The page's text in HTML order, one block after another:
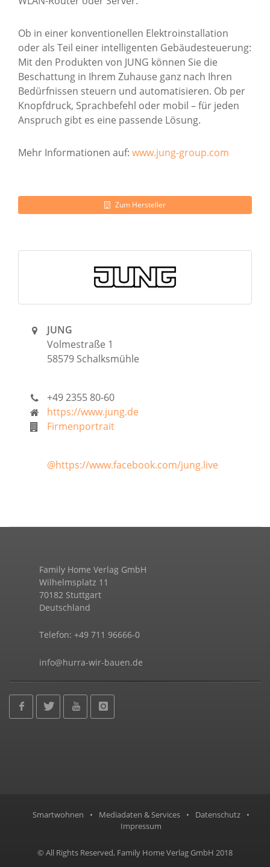
Ob in einer konventionellen Elektroinstallation
oder als Teil einer intelligenten Gebäudesteuerung:
Mit den Produkten von JUNG können Sie die
Beschattung in Ihrem Zuhause ganz nach Ihren
Bedürfnissen steuern und automatisieren. Ob per
Knopfdruck, Sprachbefehl oder mobil – für jeden
Anspruch gibt es eine passende Lösung.
Mehr Informationen auf: www.jung-group.com
Zum Hersteller
JUNG
Volmestraße 1
58579 Schalksmühle
+49 2355 80-60
https://www.jung.de
Firmenportrait
@https://www.facebook.com/jung.live
Family Home Verlag GmbH
Wilhelmsplatz 11
70182 Stuttgart
Deutschland
Telefon: +49 711 96666-0
info@hurra-wir-bauen.de
Smartwohnen • Mediadaten & Services • Datenschutz
•
Impressum
© All Rights Reserved, Family Home Verlag GmbH 2018